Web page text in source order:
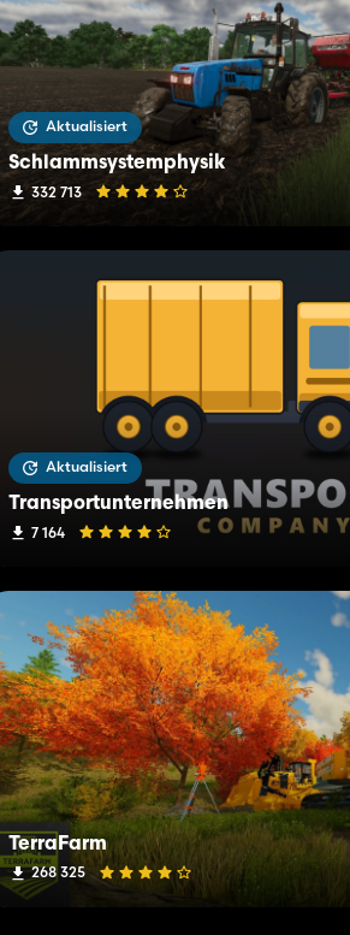
Aktualisiert
Schlammsystemphysik
332 713
Aktualisiert
Transportunternehmen
7 164
TerraFarm
268 325